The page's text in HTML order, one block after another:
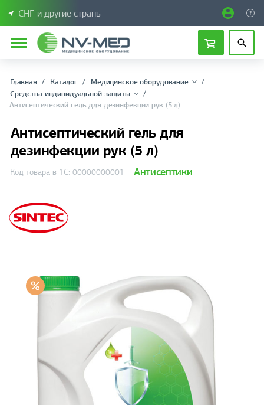
СНГ и другие страны
Главная Каталог
Медицинское оборудование
Средства индивидуальной защиты
Антисептический гель для дезинфекции рук (5 л)
Антисептический гель для
дезинфекции рук (5 л)
Код товара в 1С: 00000000001 Антисептики